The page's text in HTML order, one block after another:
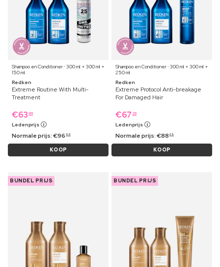
Shampoo en Conditioner ⋅ 300 ml + 300 ml +
150 ml
Redken
Extreme Routine With Multi-
Treatment
€63 49
Ledenprijs
Normale prijs:€96 69
KOOP
Shampoo en Conditioner ⋅ 300 ml + 300 ml +
250 ml
Redken
Extreme Protocol Anti-breakage
For Damaged Hair
€67 29
Ledenprijs
Normale prijs:€88 29
KOOP
BUNDEL PRIJS BUNDEL PRIJS